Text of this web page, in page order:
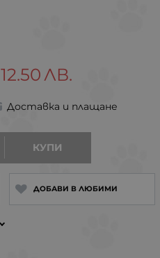
12.50 ЛВ.
Доставка и плащане
КУПИ
ДОБАВИ В ЛЮБИМИ